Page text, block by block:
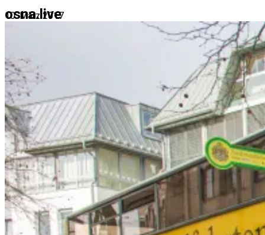
osna.live
10. März 2017